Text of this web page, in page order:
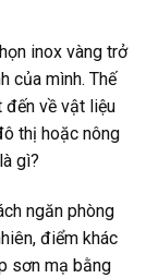
inox vàng trở
của mình. Thế
đến về vật liệu
thị hoặc nông
là gì?
ngăn phòng
điểm khác
sơn mạ bằng